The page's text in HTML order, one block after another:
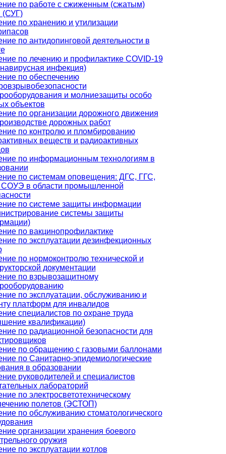
по работе с сжиженным (сжатым)
(СУГ)
по хранению и утилизации
по антидопинговой деятельности в
по лечению и профилактике COVID-19
инфекция)
по обеспечению
и молниезащиты особо
объектов
по организации дорожного движения
дорожных работ
по контролю и пломбированию
веществ и радиоактивных
по информационным технологиям в
по системам оповещения: ДГС, ГГС,
в области промышленной
по системе защиты информации
системы защиты
по вакцинопрофилактике
по эксплуатации дезинфекционных
по нормоконтролю технической и
документации
по взрывозащитному
по эксплуатации, обслуживанию и
платформ для инвалидов
специалистов по охране труда
квалификации)
по радиационной безопасности для
по обращению с газовыми баллонами
по Санитарно-эпидемиологические
в образовании
руководителей и специалистов
лабораторий
по электросветотехническому
полетов (ЭСТОП)
по обслуживанию стоматологического
организации хранения боевого
оружия
по эксплуатации котлов